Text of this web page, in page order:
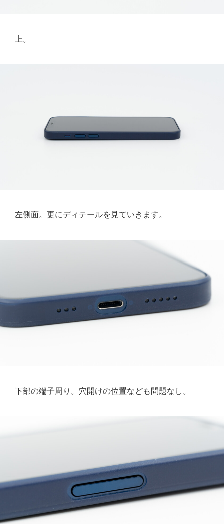
上。
左側面。更にディテールを見ていきます。
下部の端子周り。穴開けの位置なども問題なし。